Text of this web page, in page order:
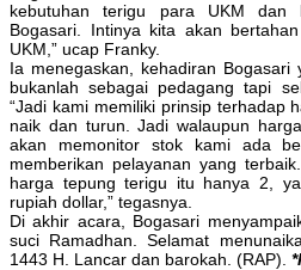
kebutuhan terigu para UKM dan
Bogasari. Intinya kita akan
UKM,” ucap Franky.
Ia menegaskan, kehadiran
bukanlah sebagai pedagang tapi
“Jadi kami memiliki prinsip terhadap
naik dan turun. Jadi walaupun
akan memonitor stok kami ada
memberikan pelayanan yang
harga tepung terigu itu hanya 2,
rupiah dollar,” tegasnya.
Di akhir acara, Bogasari
suci Ramadhan. Selamat
1443 H. Lancar dan barokah. (RAP).